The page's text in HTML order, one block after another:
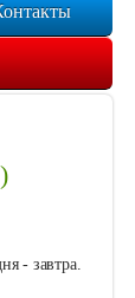
- завтра.